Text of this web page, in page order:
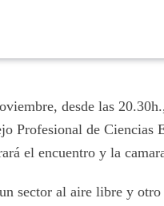
desde las
Profesional de Ciencias
el encuentro y la
sector al aire libre y